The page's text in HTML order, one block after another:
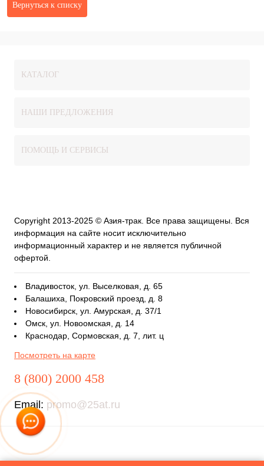
Вернуться к списку
КАТАЛОГ
НАШИ ПРЕДЛОЖЕНИЯ
ПОМОЩЬ И СЕРВИСЫ
Copyright 2013-2025 © Азия-трак. Все права защищены. Вся
информация на сайте носит исключительно
информационный характер и не является публичной
офертой.
Владивосток, ул. Выселковая, д. 65
Балашиха, Покровский проезд, д. 8
Новосибирск, ул. Амурская, д. 37/1
Омск, ул. Новоомская, д. 14
Краснодар, Сормовская, д. 7, лит. ц
Посмотреть на карте
8 (800) 2000 458
Email: promo@25at.ru